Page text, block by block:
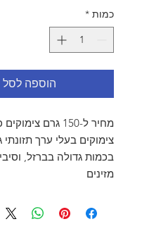
כמות *
הוספה לסל
מחיר ל-150 גרם
צימוקים בעלי ערך
בכמות גדולה בברזל,
מזינים